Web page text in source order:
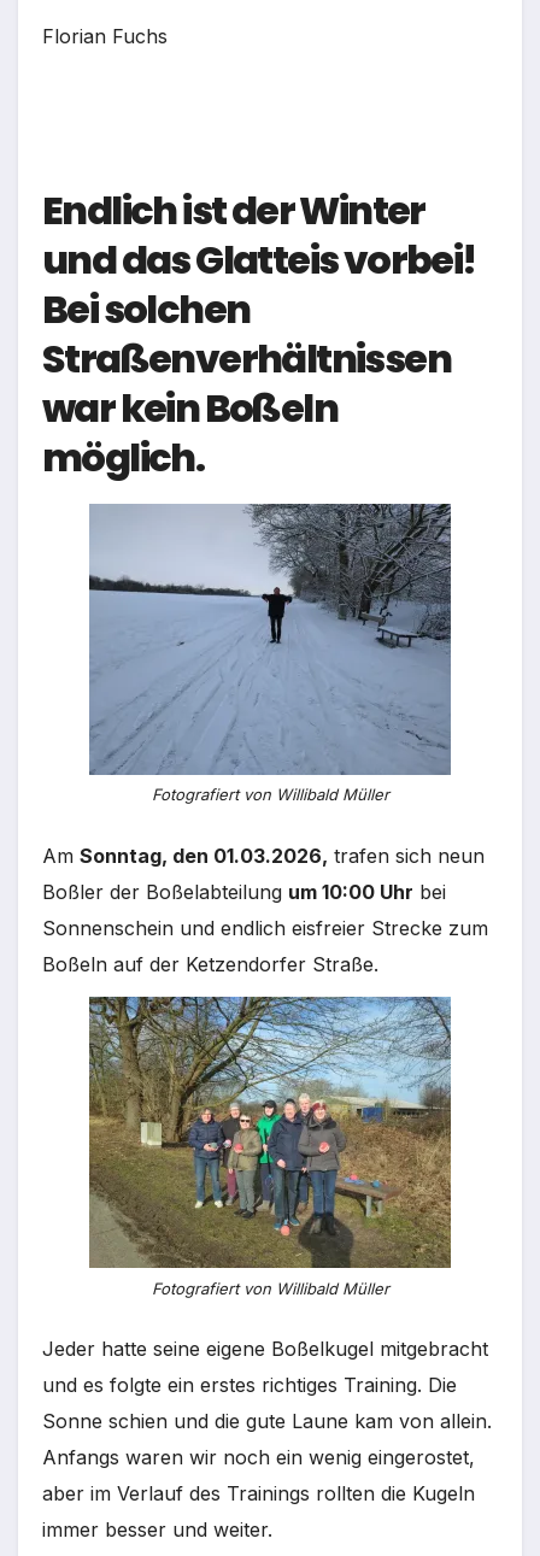
Florian Fuchs
Endlich ist der Winter
und das Glatteis vorbei!
Bei solchen
Straßenverhältnissen
war kein Boßeln
möglich.
Fotografiert von Willibald Müller
Am Sonntag, den 01.03.2026, trafen sich neun
Boßler der Boßelabteilung um 10:00 Uhr bei
Sonnenschein und endlich eisfreier Strecke zum
Boßeln auf der Ketzendorfer Straße.
Fotografiert von Willibald Müller
Jeder hatte seine eigene Boßelkugel mitgebracht
und es folgte ein erstes richtiges Training. Die
Sonne schien und die gute Laune kam von allein.
Anfangs waren wir noch ein wenig eingerostet,
aber im Verlauf des Trainings rollten die Kugeln
immer besser und weiter.